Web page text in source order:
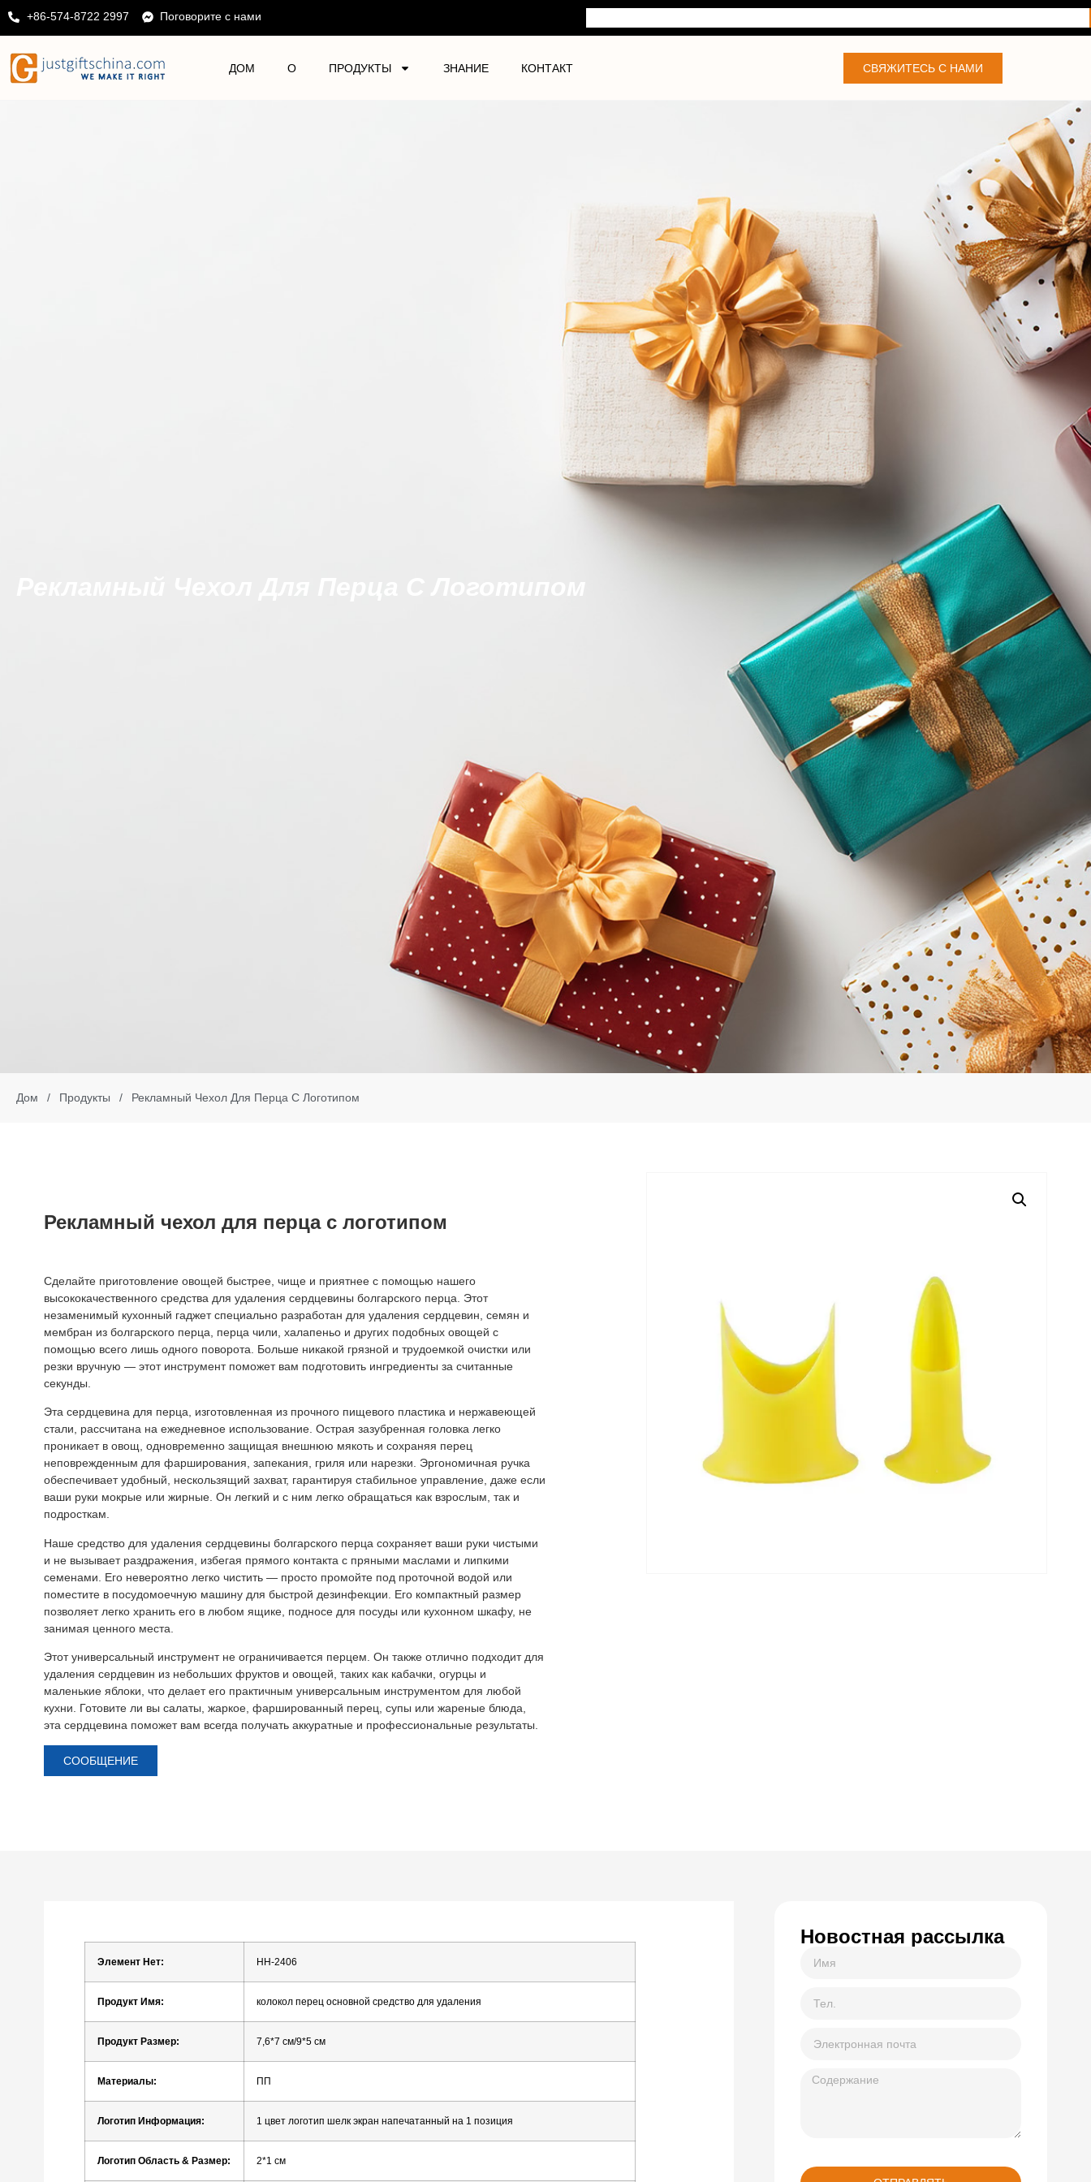
+86-574-8722 2997 Поговорите с нами
ДОМ О ПРОДУКТЫ ЗНАНИЕ КОНТАКТ СВЯЖИТЕСЬ С НАМИ
Дом / Продукты / Рекламный Чехол Для Перца С Логотипом
Рекламный чехол для перца с логотипом
Сделайте приготовление овощей быстрее, чище и приятнее с помощью нашего
высококачественного средства для удаления сердцевины болгарского перца. Этот
незаменимый кухонный гаджет специально разработан для удаления сердцевин, семян и
мембран из болгарского перца, перца чили, халапеньо и других подобных овощей с
помощью всего лишь одного поворота. Больше никакой грязной и трудоемкой очистки или
резки вручную — этот инструмент поможет вам подготовить ингредиенты за считанные
секунды.
Эта сердцевина для перца, изготовленная из прочного пищевого пластика и нержавеющей
стали, рассчитана на ежедневное использование. Острая зазубренная головка легко
проникает в овощ, одновременно защищая внешнюю мякоть и сохраняя перец
неповрежденным для фарширования, запекания, гриля или нарезки. Эргономичная ручка
обеспечивает удобный, нескользящий захват, гарантируя стабильное управление, даже если
ваши руки мокрые или жирные. Он легкий и с ним легко обращаться как взрослым, так и
подросткам.
Наше средство для удаления сердцевины болгарского перца сохраняет ваши руки чистыми
и не вызывает раздражения, избегая прямого контакта с пряными маслами и липкими
семенами. Его невероятно легко чистить — просто промойте под проточной водой или
поместите в посудомоечную машину для быстрой дезинфекции. Его компактный размер
позволяет легко хранить его в любом ящике, подносе для посуды или кухонном шкафу, не
занимая ценного места.
Этот универсальный инструмент не ограничивается перцем. Он также отлично подходит для
удаления сердцевин из небольших фруктов и овощей, таких как кабачки, огурцы и
маленькие яблоки, что делает его практичным универсальным инструментом для любой
кухни. Готовите ли вы салаты, жаркое, фаршированный перец, супы или жареные блюда,
эта сердцевина поможет вам всегда получать аккуратные и профессиональные результаты.
СООБЩЕНИЕ
Элемент Нет: HH-2406
Продукт Имя: колокол перец основной средство для удаления
Продукт Размер: 7,6*7 см/9*5 см
Материалы: ПП
Логотип Информация: 1 цвет логотип шелк экран напечатанный на 1 позиция
Логотип Область & Размер: 2*1 см
Новостная рассылка